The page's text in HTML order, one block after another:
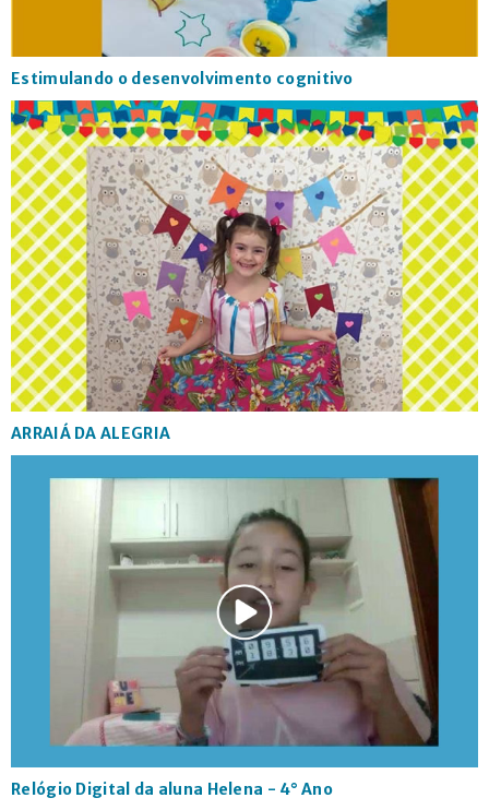
Estimulando o desenvolvimento cognitivo
ARRAIÁ DA ALEGRIA
Relógio Digital da aluna Helena - 4° Ano